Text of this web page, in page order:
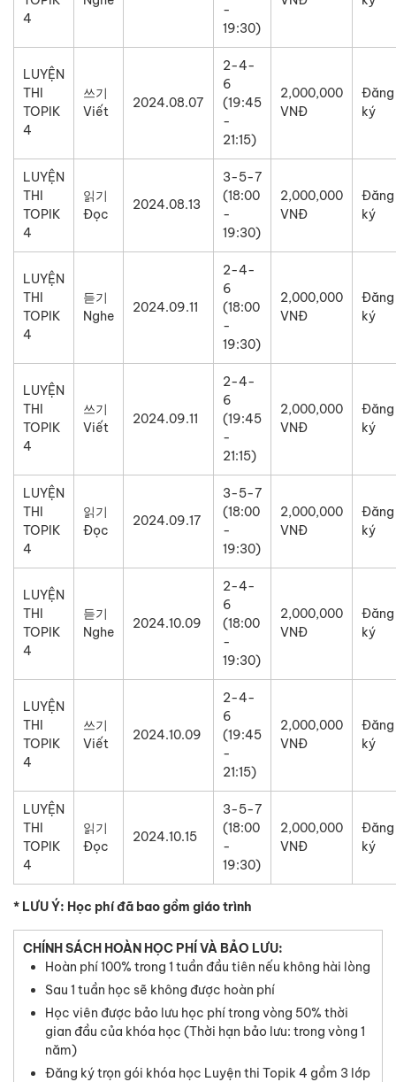
4
-
19:30)
LUYỆN
THI
TOPIK
4
쓰기
Viết
2024.08.07
2-4-
6
(19:45
-
21:15)
2,000,000
VNĐ
Đăng
ký
LUYỆN
THI
TOPIK
4
읽기
Đọc
2024.08.13
3-5-7
(18:00
-
19:30)
2,000,000
VNĐ
Đăng
ký
LUYỆN
THI
TOPIK
4
듣기
Nghe
2024.09.11
2-4-
6
(18:00
-
19:30)
2,000,000
VNĐ
Đăng
ký
LUYỆN
THI
TOPIK
4
쓰기
Viết
2024.09.11
2-4-
6
(19:45
-
21:15)
2,000,000
VNĐ
Đăng
ký
LUYỆN
THI
TOPIK
4
읽기
Đọc
2024.09.17
3-5-7
(18:00
-
19:30)
2,000,000
VNĐ
Đăng
ký
LUYỆN
THI
TOPIK
4
듣기
Nghe
2024.10.09
2-4-
6
(18:00
-
19:30)
2,000,000
VNĐ
Đăng
ký
LUYỆN
THI
TOPIK
4
쓰기
Viết
2024.10.09
2-4-
6
(19:45
-
21:15)
2,000,000
VNĐ
Đăng
ký
LUYỆN
THI
TOPIK
4
읽기
Đọc
2024.10.15
3-5-7
(18:00
-
19:30)
2,000,000
VNĐ
Đăng
ký
* LƯU Ý: Học phí đã bao gồm giáo trình
CHÍNH SÁCH HOÀN HỌC PHÍ VÀ BẢO LƯU:
Hoàn phí 100% trong 1 tuần đầu tiên nếu không hài lòng
Sau 1 tuần học sẽ không được hoàn phí
Học viên được bảo lưu học phí trong vòng 50% thời
gian đầu của khóa học (Thời hạn bảo lưu: trong vòng 1
năm)
Đăng ký trọn gói khóa học Luyện thi Topik 4 gồm 3 lớp